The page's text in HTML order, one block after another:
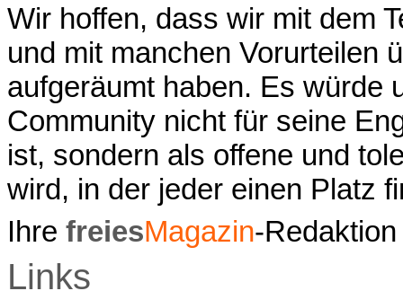
Wir hoffen, dass wir mit dem
und mit manchen Vorurteilen
aufgeräumt haben. Es würde
Community nicht für seine
ist, sondern als offene und
wird, in der jeder einen Platz
Ihre freiesMagazin-Redaktion
Links